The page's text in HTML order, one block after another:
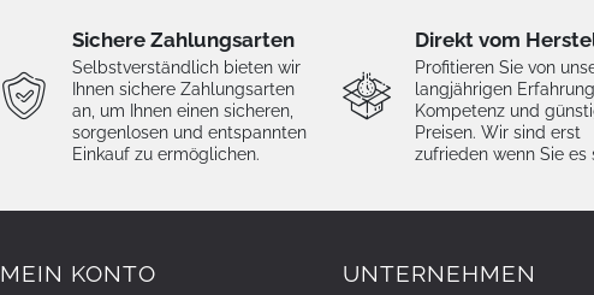
Sichere Zahlungsarten
Selbstverständlich bieten wir
Ihnen sichere Zahlungsarten
an, um Ihnen einen sicheren,
sorgenlosen und entspannten
Einkauf zu ermöglichen.
Direkt vom
Profitieren Sie von
langjährigen
Kompetenz und
Preisen. Wir sind erst
zufrieden wenn Sie es
MEIN KONTO UNTERNEHMEN